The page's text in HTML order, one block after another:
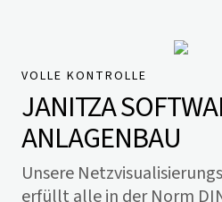
VOLLE KONTROLLE
JANITZA
ANLAGENBAU
Unsere
erfüllt alle in der Norm